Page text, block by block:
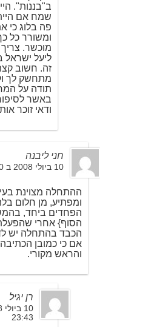
ב"בננות".
שמח אם
פה בלוג כי
ומשורר כל
מוכשר.
ליעל ישראל
זה. חשוב
מתחשק לך
תודה על
באשר
ודאי זוכר
חני ליבנה
10 ביולי 2008 ב 23:20
ההתחלה מצוינת
ומפתיע, מן חלום
הפחדים ביחד,
הסוף} אחרי
הכבד בהתחלה יש
אם כי כמובן
והראש מקורי.
רן יגיל
23:43